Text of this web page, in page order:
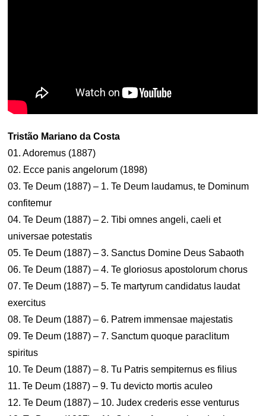
Tristão Mariano da Costa
01. Adoremus (1887)
02. Ecce panis angelorum (1898)
03. Te Deum (1887) – 1. Te Deum laudamus, te Dominum
confitemur
04. Te Deum (1887) – 2. Tibi omnes angeli, caeli et
universae potestatis
05. Te Deum (1887) – 3. Sanctus Domine Deus Sabaoth
06. Te Deum (1887) – 4. Te gloriosus apostolorum chorus
07. Te Deum (1887) – 5. Te martyrum candidatus laudat
exercitus
08. Te Deum (1887) – 6. Patrem immensae majestatis
09. Te Deum (1887) – 7. Sanctum quoque paraclitum
spiritus
10. Te Deum (1887) – 8. Tu Patris sempiternus es filius
11. Te Deum (1887) – 9. Tu devicto mortis aculeo
12. Te Deum (1887) – 10. Judex crederis esse venturus